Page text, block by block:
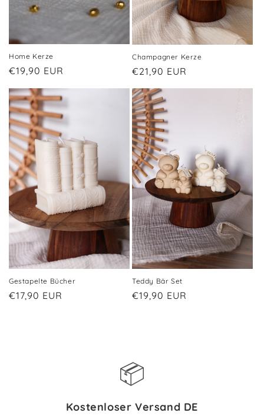
Home Kerze
Normaler
€19,90 EUR
Champagner Kerze
Normaler
€21,90 EUR
Gestapelte Bücher
Normaler
€17,90 EUR
Teddy Bär Set
Normaler
€19,90 EUR
📦
Kostenloser Versand DE